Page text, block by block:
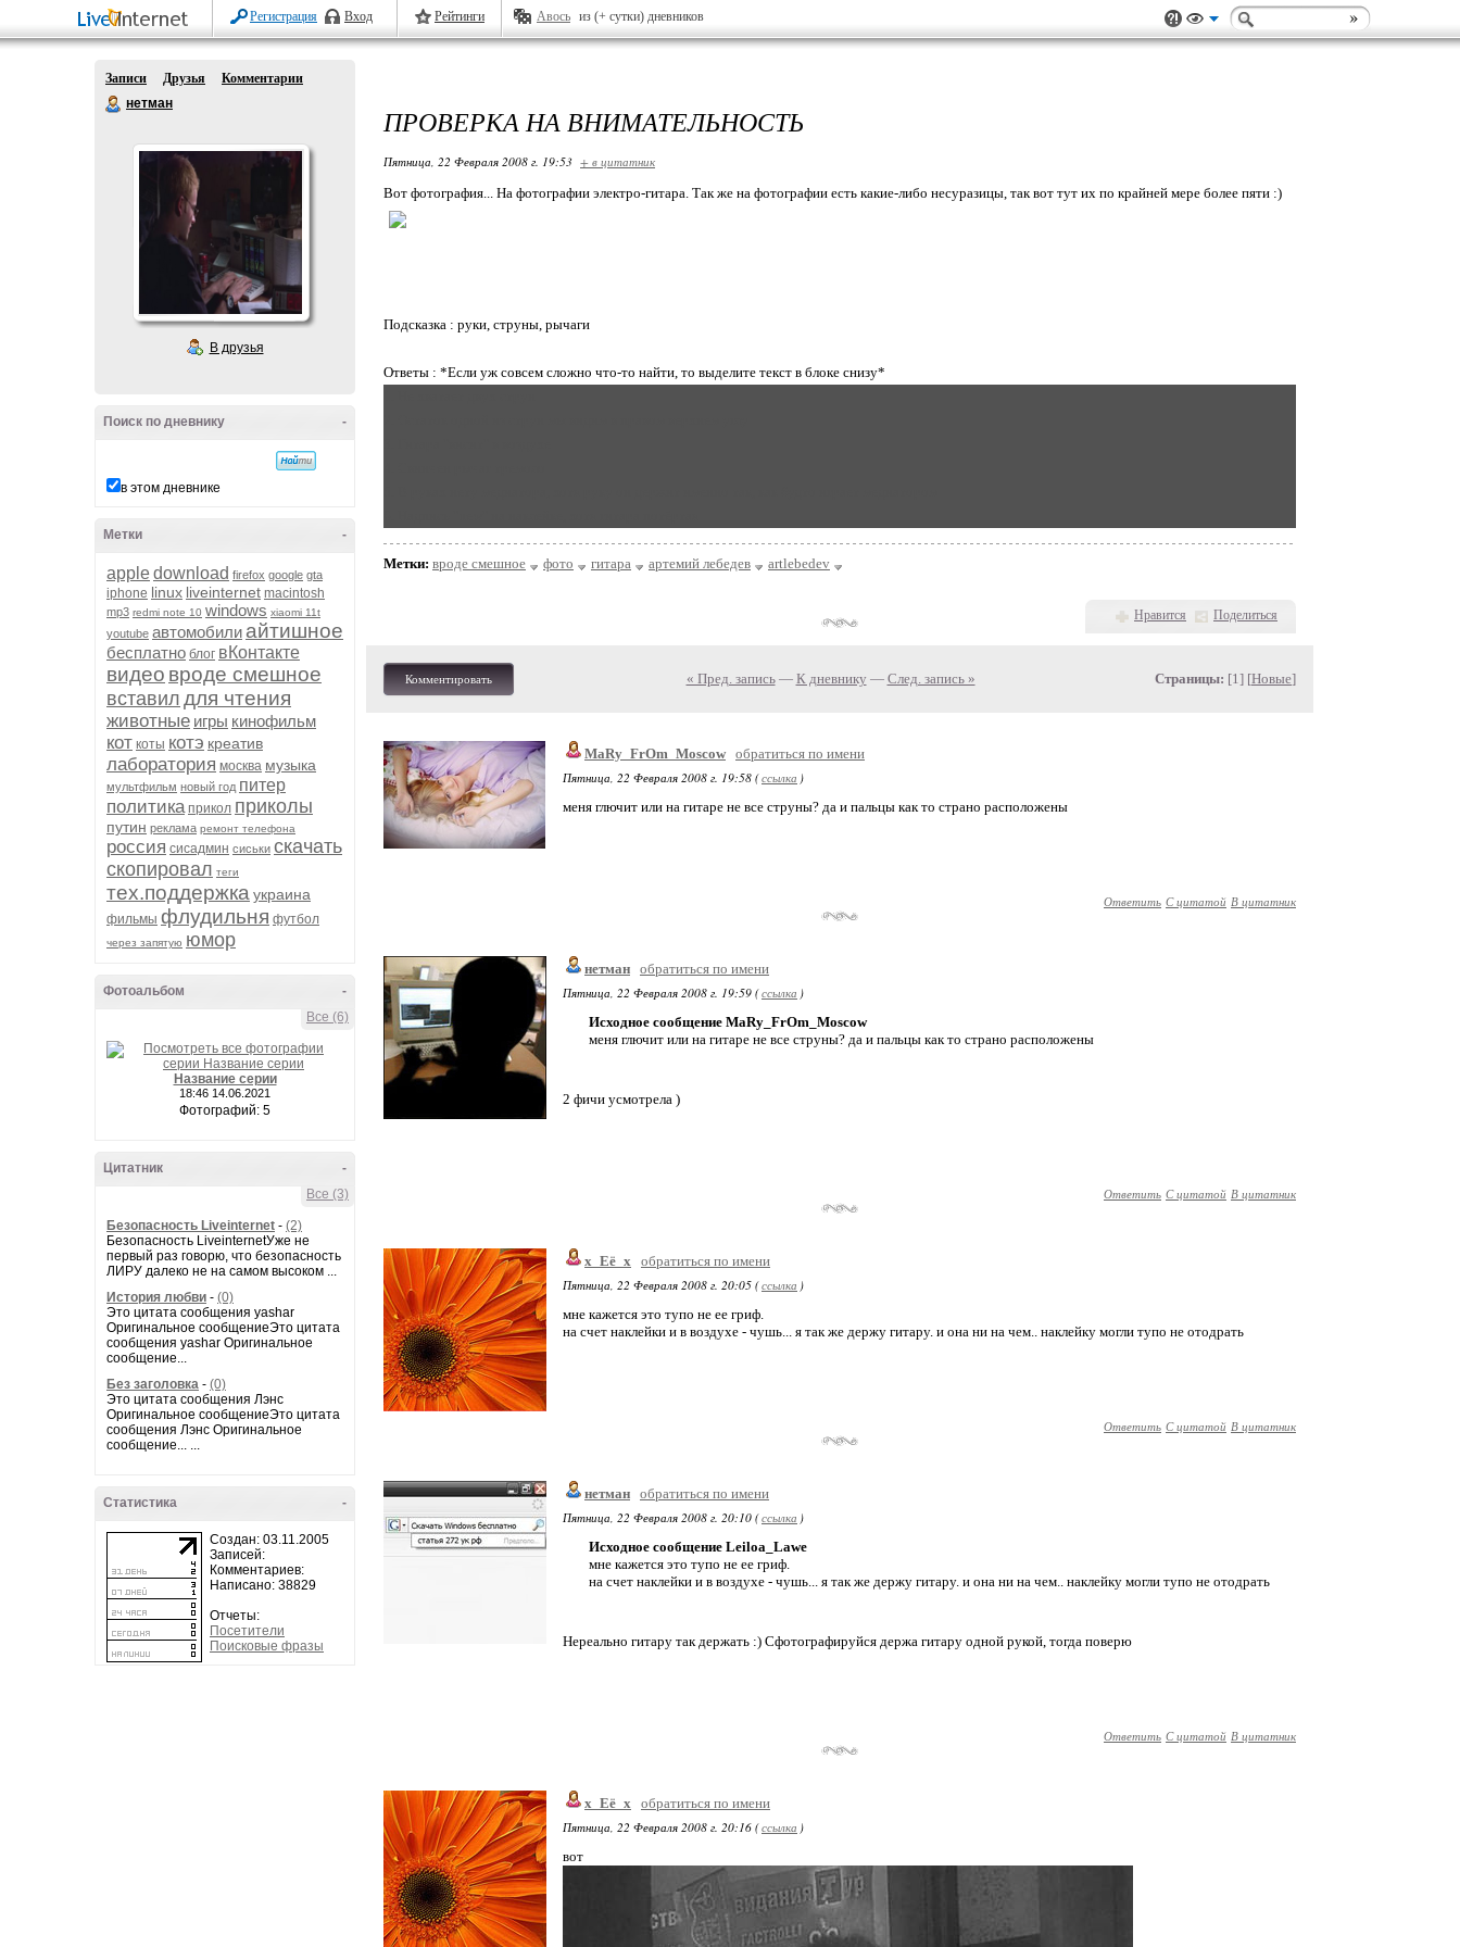
Регистрация Вход Рейтинги Авось из (+ сутки) дневников
Записи Друзья
Комментарии
нетман
В друзья
-
Поиск по дневнику
в этом дневнике
-
Метки
appledownload firefox google gta
iphone linux liveinternet macintosh
mp3 redmi note 10 windows xiaomi 11t
youtube автомобили айтишное
бесплатно блог вКонтакте
видео вроде смешное
вставил для чтения
животные игры кинофильм
кот коты котэ креатив
лаборатория москва музыка
мультфильм новый год питер
политика прикол приколы
путин реклама ремонт телефона
россия сисадмин сиськи скачать
скопировал теги
тех.поддержка украина
фильмы флудильня футбол
через запятую юмор
-
Фотоальбом
Все (6)
Название серии
18:46 14.06.2021
Фотографий: 5
-
Цитатник
Все (3)
Безопасность Liveinternet - (2)
Безопасность LiveinternetУже не
первый раз говорю, что безопасность
ЛИРУ далеко не на самом высоком ...
История любви - (0)
Это цитата сообщения yashar
Оригинальное сообщениеЭто цитата
сообщения yashar Оригинальное
сообщение...
Без заголовка - (0)
Это цитата сообщения Лэнс
Оригинальное сообщениеЭто цитата
сообщения Лэнс Оригинальное
сообщение... ...
-
Статистика
Создан: 03.11.2005
Записей:
Комментариев:
Написано: 38829
Отчеты:
Посетители
Поисковые фразы
ПРОВЕРКА НА ВНИМАТЕЛЬНОСТЬ
Пятница, 22 Февраля 2008 г. 19:53 + в цитатник
Вот фотография... На фотографии электро-гитара. Так же на фотографии есть какие-либо несуразицы, так вот тут их по крайней мере более пяти :)
Подсказка : руки, струны, рычаги
Ответы : *Если уж совсем сложно что-то найти, то выделите текст в блоке снизу*
Метки: вроде смешное фото гитара артемий лебедев artlebedev
Нравится Поделиться
Комментировать « Пред. запись— К дневнику — След. запись » Страницы: [1] [Новые]
MaRy_FrOm_Moscow обратиться по имени
Пятница, 22 Февраля 2008 г. 19:58 (ссылка )
меня глючит или на гитаре не все струны? да и пальцы как то страно расположены
Ответить С цитатой В цитатник
нетман обратиться по имени
Пятница, 22 Февраля 2008 г. 19:59 (ссылка )
Исходное сообщение MaRy_FrOm_Moscow
меня глючит или на гитаре не все струны? да и пальцы как то страно расположены
2 фичи усмотрела )
Ответить С цитатой В цитатник
х_Её_х обратиться по имени
Пятница, 22 Февраля 2008 г. 20:05 (ссылка )
мне кажется это тупо не ее гриф.
на счет наклейки и в воздухе - чушь... я так же держу гитару. и она ни на чем.. наклейку могли тупо не отодрать
Ответить С цитатой В цитатник
нетман обратиться по имени
Пятница, 22 Февраля 2008 г. 20:10 (ссылка )
Исходное сообщение Leiloa_Lawe
мне кажется это тупо не ее гриф.
на счет наклейки и в воздухе - чушь... я так же держу гитару. и она ни на чем.. наклейку могли тупо не отодрать
Нереально гитару так держать :) Сфотографируйся держа гитару одной рукой, тогда поверю
Ответить С цитатой В цитатник
х_Её_х обратиться по имени
Пятница, 22 Февраля 2008 г. 20:16 (ссылка )
вот